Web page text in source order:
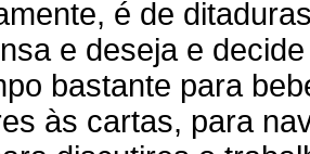
é de
e deseja e
bastante para
às cartas, para